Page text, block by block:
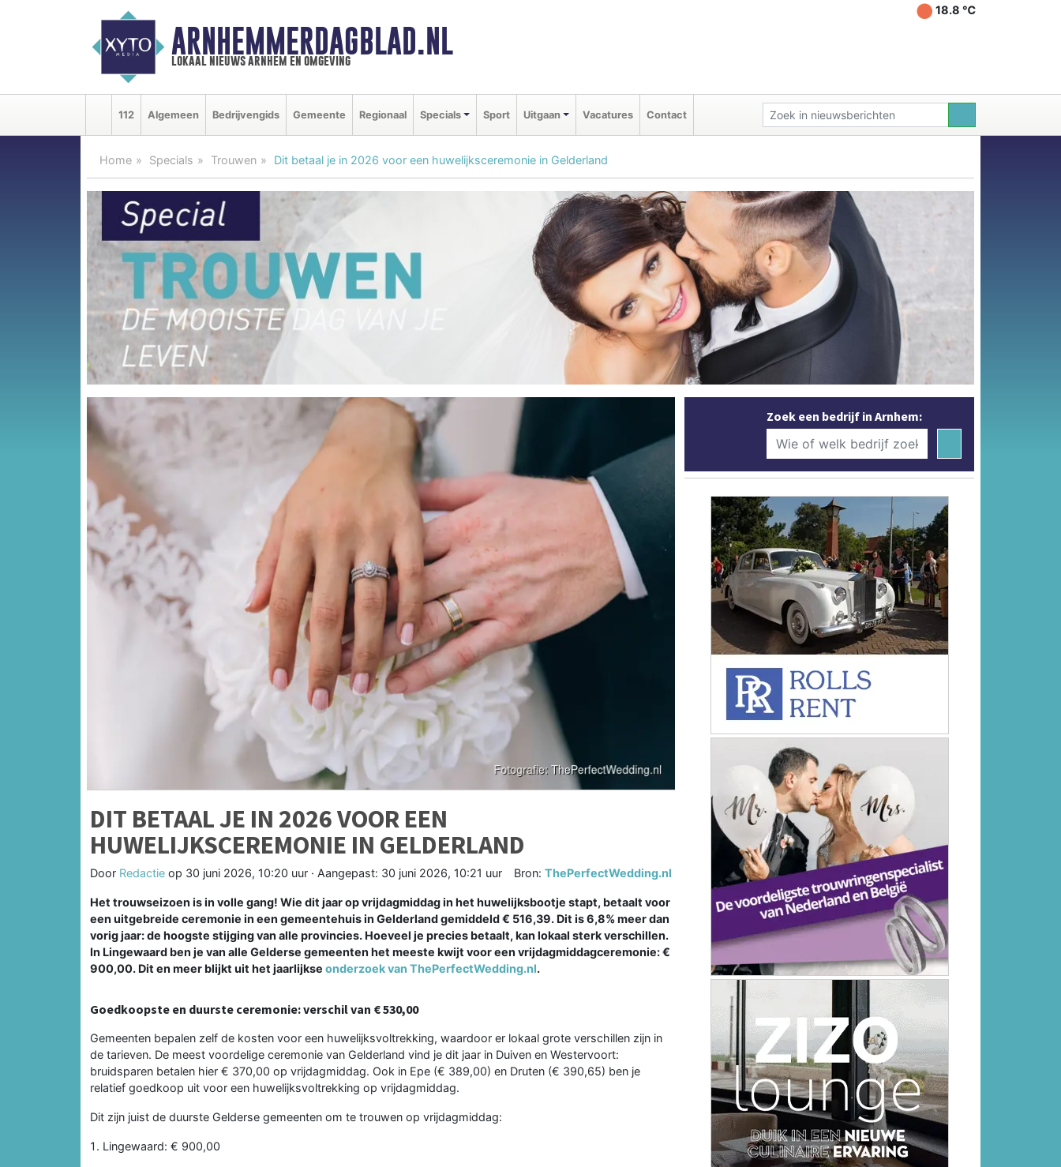
ARNHEMMERDAGBLAD.NL
lokaal nieuws arnhem en omgeving
18.8 ℃
112 Algemeen Bedrijvengids Gemeente Regionaal Specials Sport Uitgaan Vacatures Contact
Home Specials Trouwen Dit betaal je in 2026 voor een huwelijksceremonie in Gelderland
DIT BETAAL JE IN 2026 VOOR EEN
HUWELIJKSCEREMONIE IN GELDERLAND
Door Redactie op 30 juni 2026, 10:20 uur · Aangepast: 30 juni 2026, 10:21 uur Bron:ThePerfectWedding.nl
Het trouwseizoen is in volle gang! Wie dit jaar op vrijdagmiddag in het huwelijksbootje stapt, betaalt voor
een uitgebreide ceremonie in een gemeentehuis in Gelderland gemiddeld € 516,39. Dit is 6,8% meer dan
vorig jaar: de hoogste stijging van alle provincies. Hoeveel je precies betaalt, kan lokaal sterk verschillen.
In Lingewaard ben je van alle Gelderse gemeenten het meeste kwijt voor een vrijdagmiddagceremonie: €
900,00. Dit en meer blijkt uit het jaarlijkse onderzoek van ThePerfectWedding.nl.
Goedkoopste en duurste ceremonie: verschil van € 530,00
Gemeenten bepalen zelf de kosten voor een huwelijksvoltrekking, waardoor er lokaal grote verschillen zijn in
de tarieven. De meest voordelige ceremonie van Gelderland vind je dit jaar in Duiven en Westervoort:
bruidsparen betalen hier € 370,00 op vrijdagmiddag. Ook in Epe (€ 389,00) en Druten (€ 390,65) ben je
relatief goedkoop uit voor een huwelijksvoltrekking op vrijdagmiddag.
Dit zijn juist de duurste Gelderse gemeenten om te trouwen op vrijdagmiddag:
Lingewaard: € 900,00
Zoek een bedrijf in Arnhem: